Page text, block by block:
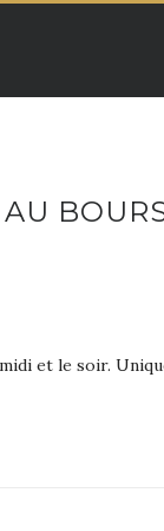
et le soir.